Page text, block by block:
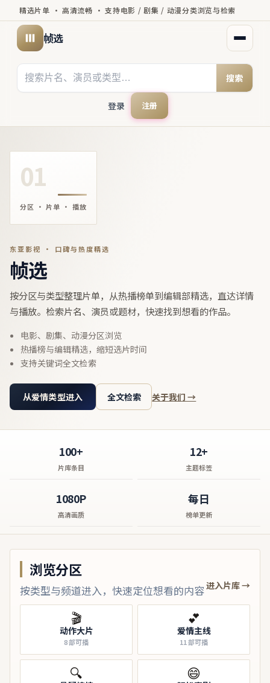
精选片单 · 高清流畅 · 支持电影 / 剧集 / 动漫分类浏览与检索
帧选 打开
搜索
登录 注册
01
分区 · 片单 · 播放
东亚影视 · 口碑与热度精选
帧选
按分区与类型整理片单，从热播榜单到编辑部精选，直达详情
与播放。检索片名、演员或题材，快速找到想看的作品。
电影、剧集、动漫分区浏览
热播榜与编辑精选，缩短选片时间
支持关键词全文检索
从爱情类型进入 全文检索 关于我们 →
100+
片库条目
12+
主题标签
1080P
高清画质
每日
榜单更新
浏览分区
按类型与频道进入，快速定位想看的内容进入片库 →
🎬
动作大片
8部可播
💕
爱情主线
11部可播
🔍 😄